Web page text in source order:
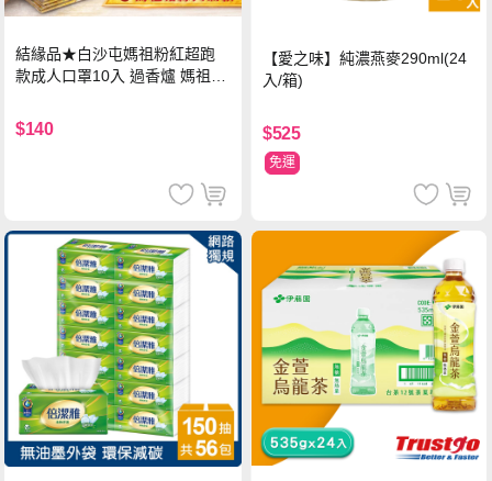
結緣品★白沙屯媽祖粉紅超跑
款成人口罩10入 過香爐 媽祖加
$140
【愛之味】純濃燕麥290ml(24
入/箱)
$525
免運